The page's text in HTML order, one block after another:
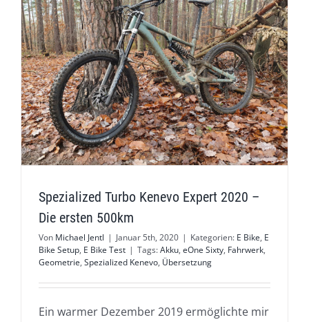
Spezialized Turbo Kenevo Expert 2020 –
Die ersten 500km
Von Michael Jentl | Januar 5th, 2020 | Kategorien: E Bike, E
Bike Setup, E Bike Test | Tags:Akku, eOne Sixty, Fahrwerk,
Geometrie, Spezialized Kenevo, Übersetzung
Ein warmer Dezember 2019 ermöglichte mir